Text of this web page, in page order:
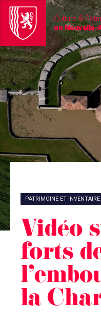
Culture &
en Nouvelle-
PATRIMOINE ET INVENTAIRE
Vidéo
forts
la